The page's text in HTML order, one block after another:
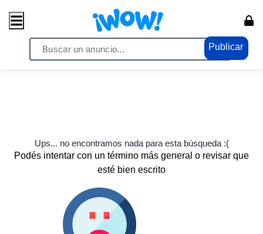
Publicar
Ups... no encontramos nada para esta búsqueda :(
Podés intentar con un término más general o revisar que
esté bien escrito